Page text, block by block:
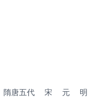
隋唐五代 宋 元
明